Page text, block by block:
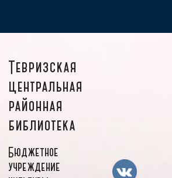
Тевризская
центральная
районная
библиотека
Бюджетное
учреждение